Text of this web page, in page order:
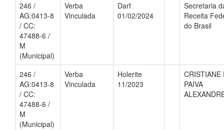
246 /
AG:0413-8
/ CC:
47488-6 /
M
(Municipal)
Verba
Vinculada
Darf
01/02/2024
Secretaria
Receita
do Brasil
246 /
AG:0413-8
/ CC:
47488-6 /
M
(Municipal)
Verba
Vinculada
Holerite
11/2023
CRISTIANE
PAIVA